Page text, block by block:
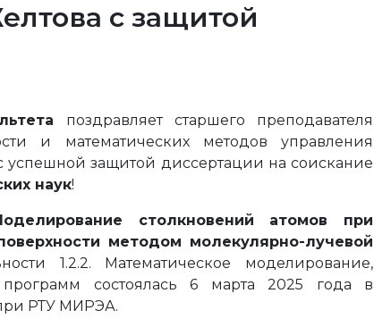
с защитой
поздравляет старшего преподавателя
и математических методов управления
успешной защитой диссертации на соискание
наук!
столкновений атомов при
методом молекулярно-лучевой
1.2.2. Математическое моделирование,
состоялась 6 марта 2025 года в
РТУ МИРЭА.